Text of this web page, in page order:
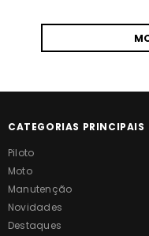
CATEGORIAS PRINCIPAIS
Piloto
Moto
Manutenção
Novidades
Destaques